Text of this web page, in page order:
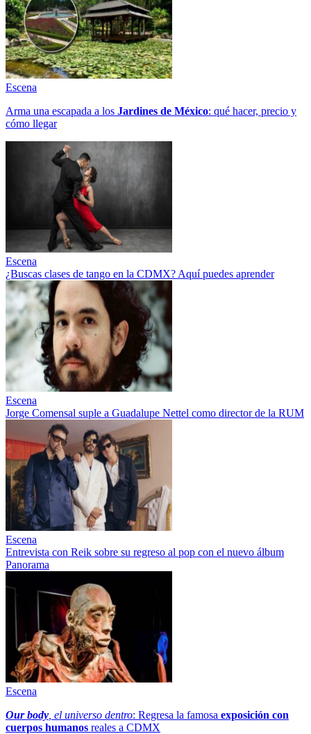
Escena
Arma una escapada a los Jardines de México: qué hacer, precio y
cómo llegar
Escena
¿Buscas clases de tango en la CDMX? Aquí puedes aprender
Escena
Jorge Comensal suple a Guadalupe Nettel como director de la RUM
Escena
Entrevista con Reik sobre su regreso al pop con el nuevo álbum
Panorama
Escena
Our body , el universo dentro: Regresa la famosa exposición con
cuerpos humanos reales a CDMX